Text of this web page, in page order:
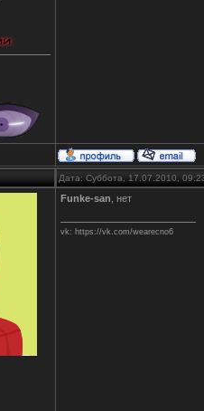
Дата: Суббота, 17.07.2010,
Funke-san , нет
vk: https://vk.com/wearecno6